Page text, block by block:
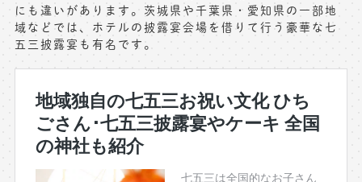
にも違いがあります。茨城県や千葉県・愛知県の一部地
域などでは、ホテルの披露宴会場を借りて行う豪華な七
五三披露宴も有名です。